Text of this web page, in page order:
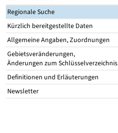
Regionale Suche
Kürzlich bereitgestellte Daten
Allgemeine Angaben, Zuordnungen
Gebietsveränderungen,
Änderungen zum Schlüsselverzeichnis
Definitionen und Erläuterungen
Newsletter